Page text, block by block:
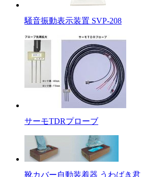
騒音振動表示装置 SVP-208
サーモTDRプローブ
靴カバー自動装着器 うわばき君